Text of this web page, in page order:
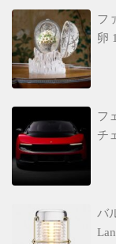
フ
卵
フ
チ
バ